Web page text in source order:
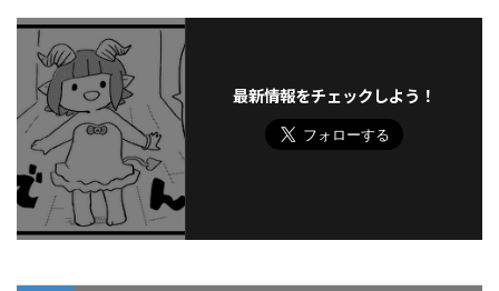
最新情報をチェックしよう！